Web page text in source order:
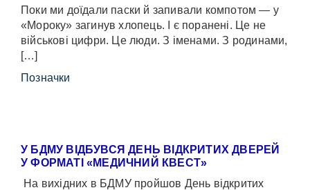
Поки ми доїдали паски й запивали компотом — у
«Мороку» загинув хлопець. І є поранені. Це не
військові цифри. Це люди. З іменами. З родинами,
[…]
Позначки
У БДМУ ВІДБУВСЯ ДЕНЬ ВІДКРИТИХ ДВЕРЕЙ
У ФОРМАТІ «МЕДИЧНИЙ КВЕСТ»
На вихідних в БДМУ пройшов День відкритих